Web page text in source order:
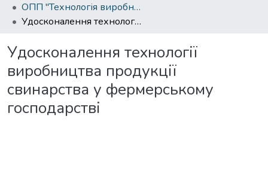
ОПП "Технологія виробництва і переробки продукції тваринництва"
Удосконалення технології виробництва продукції свинарства у фермерському господарстві
Удосконалення технології
виробництва продукції
свинарства у фермерському
господарстві